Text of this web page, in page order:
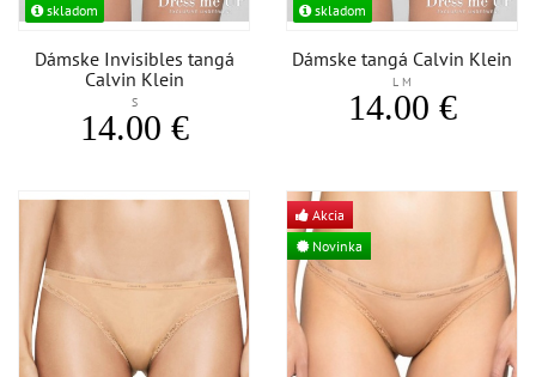
skladom
Dámske Invisibles tangá
Calvin Klein
S
14.00 €
skladom
Dámske tangá Calvin Klein
L M
14.00 €
Akcia
Novinka